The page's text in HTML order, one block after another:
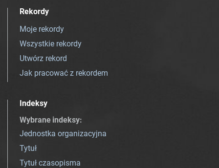
Rekordy
Moje rekordy
Wszystkie rekordy
Utwórz rekord
Jak pracować z rekordem
Indeksy
Wybrane indeksy:
Jednostka organizacyjna
Tytuł
Tytuł czasopisma